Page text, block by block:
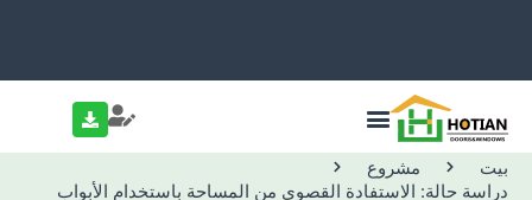
بيت
مشروع
دراسة حالة: الاستفادة القصوى من المساحة باستخدام الأبواب